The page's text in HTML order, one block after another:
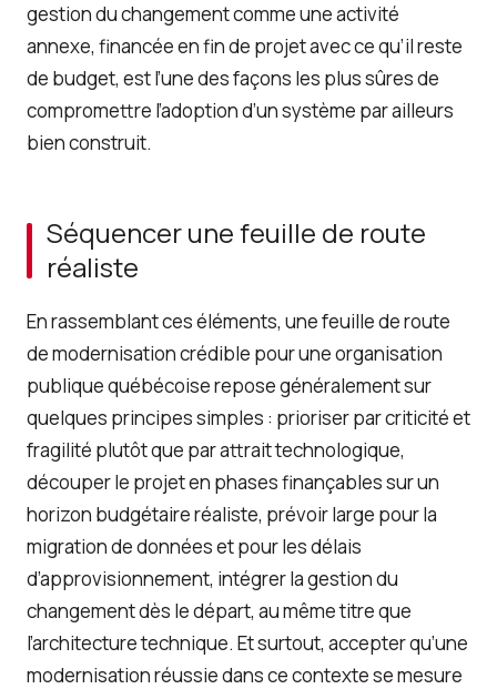
gestion du changement comme une activité
annexe, financée en fin de projet avec ce qu’il reste
de budget, est l’une des façons les plus sûres de
compromettre l’adoption d’un système par ailleurs
bien construit.
Séquencer une feuille de route
réaliste
En rassemblant ces éléments, une feuille de route
de modernisation crédible pour une organisation
publique québécoise repose généralement sur
quelques principes simples : prioriser par criticité et
fragilité plutôt que par attrait technologique,
découper le projet en phases finançables sur un
horizon budgétaire réaliste, prévoir large pour la
migration de données et pour les délais
d’approvisionnement, intégrer la gestion du
changement dès le départ, au même titre que
l’architecture technique. Et surtout, accepter qu’une
modernisation réussie dans ce contexte se mesure